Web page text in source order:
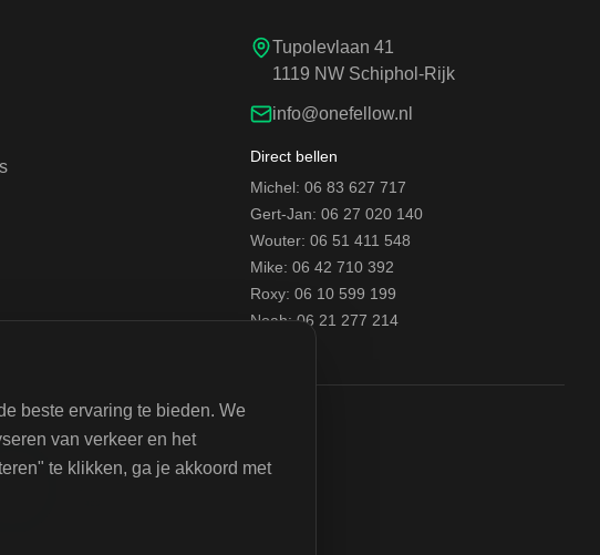
Tupolevlaan 41
1119 NW Schiphol-Rijk
info@onefellow.nl
Direct bellen
Michel: 06 83 627 717
Gert-Jan: 06 27 020 140
Wouter: 06 51 411 548
Mike: 06 42 710 392
Roxy: 06 10 599 199
Noah: 06 21 277 214
beste ervaring te bieden. We
van verkeer en het
te klikken, ga je akkoord met